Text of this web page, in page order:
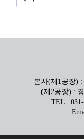
본사(제1공장)
(제2공장) :
TEL :